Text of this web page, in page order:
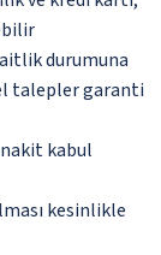
durumuna
talepler garanti
kabul
kesinlikle